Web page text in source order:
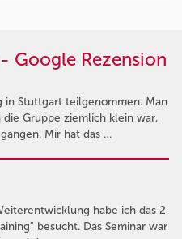
Google Rezension
in Stuttgart teilgenommen. Man
Gruppe ziemlich klein war,
Mir hat das …
habe ich das 2
besucht. Das Seminar war